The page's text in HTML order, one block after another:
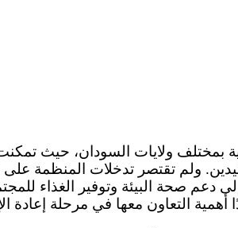
ولم تقتصر تدخلات المنظمة
صحة البيئة وتوفير الغذاء
أهمية التعاون معها في مرحلة